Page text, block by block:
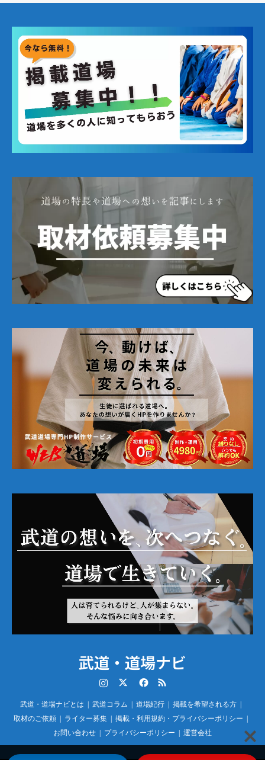
武道・道場ナビ
RSS
武道・道場ナビとは 武道コラム 道場紀行
掲載を希望される方
取材のご依頼
ライター募集
掲載・利用規約・プライバシーポリシー
お問い合わせ
プライバシーポリシー 運営会社